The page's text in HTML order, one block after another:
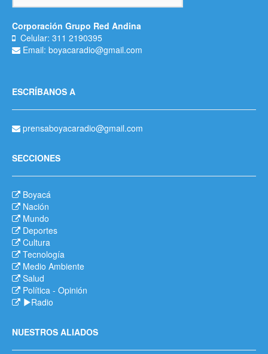
Corporación Grupo Red Andina
Celular: 311 2190395
Email: boyacaradio@gmail.com
ESCRÍBANOS A
prensaboyacaradio@gmail.com
SECCIONES
Boyacá
Nación
Mundo
Deportes
Cultura
Tecnología
Medio Ambiente
Salud
Política - Opinión
Radio
NUESTROS ALIADOS